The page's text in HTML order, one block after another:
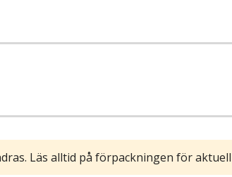
Läs alltid på förpackningen för